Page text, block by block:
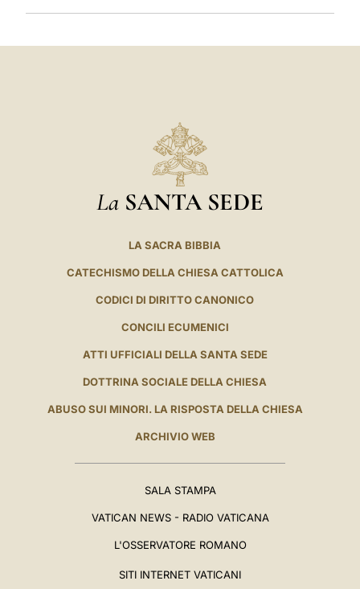
La SANTA SEDE
LA SACRA BIBBIA
CATECHISMO DELLA CHIESA CATTOLICA
CODICI DI DIRITTO CANONICO
CONCILI ECUMENICI
ATTI UFFICIALI DELLA SANTA SEDE
DOTTRINA SOCIALE DELLA CHIESA
ABUSO SUI MINORI. LA RISPOSTA DELLA CHIESA
ARCHIVIO WEB
SALA STAMPA
VATICAN NEWS - RADIO VATICANA
L'OSSERVATORE ROMANO
SITI INTERNET VATICANI